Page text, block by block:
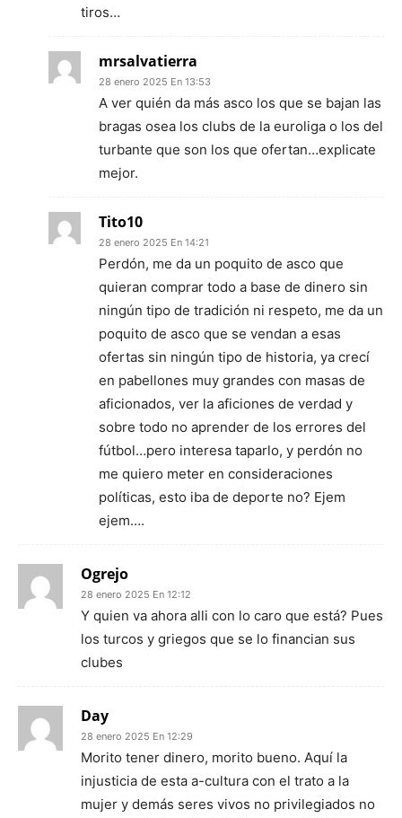
tiros…
mrsalvatierra
28 enero 2025 En 13:53
A ver quién da más asco los que se bajan las
bragas osea los clubs de la euroliga o los del
turbante que son los que ofertan…explicate
mejor.
Tito10
28 enero 2025 En 14:21
Perdón, me da un poquito de asco que
quieran comprar todo a base de dinero sin
ningún tipo de tradición ni respeto, me da un
poquito de asco que se vendan a esas
ofertas sin ningún tipo de historia, ya crecí
en pabellones muy grandes con masas de
aficionados, ver la aficiones de verdad y
sobre todo no aprender de los errores del
fútbol…pero interesa taparlo, y perdón no
me quiero meter en consideraciones
políticas, esto iba de deporte no? Ejem
ejem….
Ogrejo
28 enero 2025 En 12:12
Y quien va ahora alli con lo caro que está? Pues
los turcos y griegos que se lo financian sus
clubes
Day
28 enero 2025 En 12:29
Morito tener dinero, morito bueno. Aquí la
injusticia de esta a-cultura con el trato a la
mujer y demás seres vivos no privilegiados no